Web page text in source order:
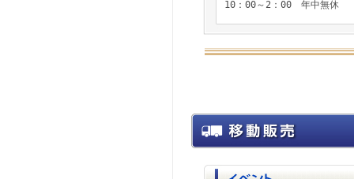
10：00～2：00 年中無休